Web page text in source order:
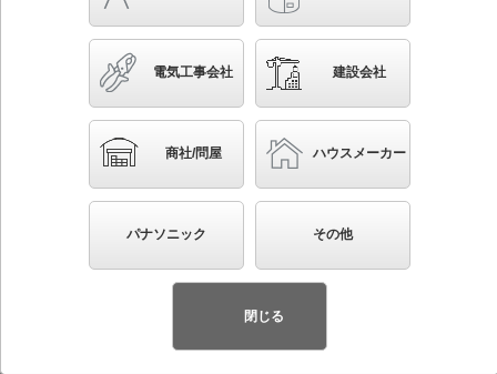
かんたん照度計算
天井埋込型 LED（温白色） ダウンライト 浅型9H・
高気密SB形・ビーム角48度・集光タイプ LEDコンパク
トランプ交換型・調光タイプ（ライコン別売）／埋込穴
φ75 110Vダイクール電球100形1灯器具相当
（先端技術や優れたデザイン性を持ち合わせ、快
電気工事会社 建設会社
商社/問屋 ハウスメーカー
パナソニック その他
閉じる